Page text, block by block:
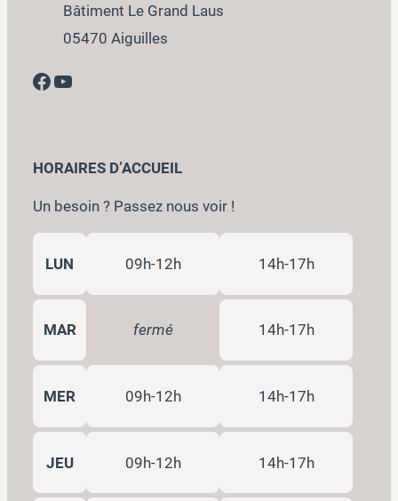
Bâtiment Le Grand Laus
05470 Aiguilles
Facebook YouTube
HORAIRES D’ACCUEIL
Un besoin ? Passez nous voir !
LUN 09h-12h 14h-17h
MAR fermé 14h-17h
MER 09h-12h 14h-17h
JEU 09h-12h 14h-17h